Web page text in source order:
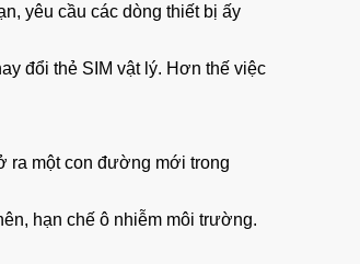
yêu cầu các dòng thiết bị ấy
đổi thẻ SIM vật lý. Hơn thế việc
ra một con đường mới trong
hạn chế ô nhiễm môi trường.